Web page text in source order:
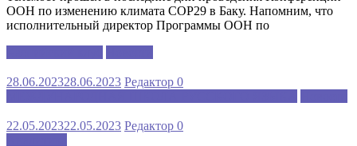
ООН по изменению климата COP29 в Баку. Напомним, что
исполнительный директор Программы ООН по
28.06.202328.06.2023 Редактор 0
22.05.202322.05.2023 Редактор 0